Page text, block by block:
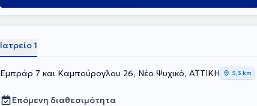
Ιατρείο 1
Εμπράρ 7 και Καμπούρογλου 26, Νέο Ψυχικό, ΑΤΤΙΚΗ 5,3 km
Επόμενη διαθεσιμότητα